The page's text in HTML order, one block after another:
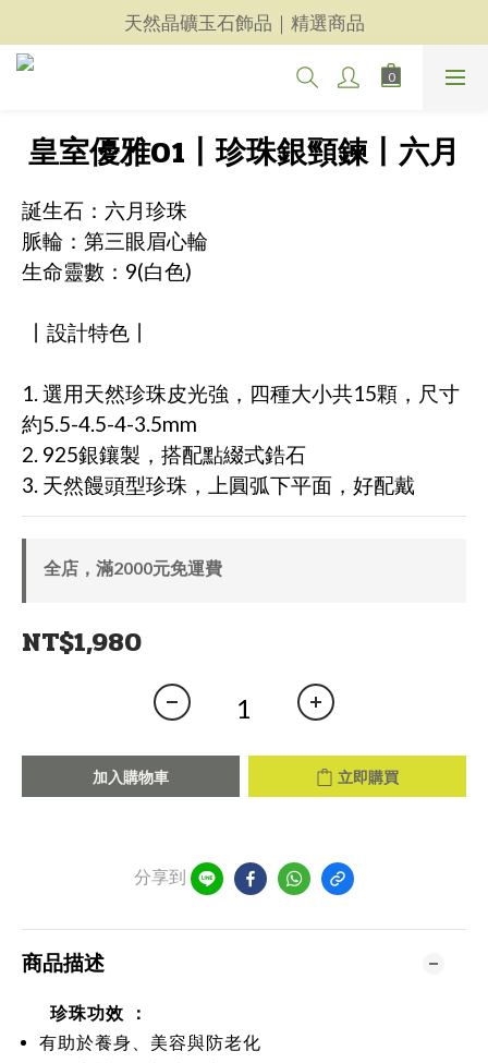
天然晶礦玉石飾品｜精選商品
天然晶礦玉石飾品｜精選商品
每一件都用心｜新品上架
皇室優雅01丨珍珠銀頸鍊丨六月
誕生石：六月珍珠
脈輪：第三眼眉心輪
生命靈數：9(白色)
丨設計特色丨
1. 選用天然珍珠皮光強，四種大小共15顆，尺寸
約5.5-4.5-4-3.5mm
2. 925銀鑲製，搭配點綴式鋯石
3. 天然饅頭型珍珠，上圓弧下平面，好配戴
全店，滿2000元免運費
NT$1,980
加入購物車 立即購買
分享到
商品描述
珍珠功效 ：
有助於養身、美容與防老化